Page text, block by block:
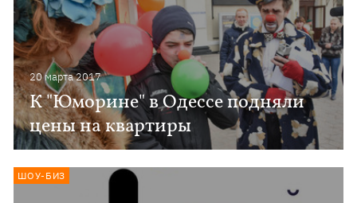
20 марта 2017
К "Юморине" в Одессе подняли
цены на квартиры
ШОУ-БИЗ